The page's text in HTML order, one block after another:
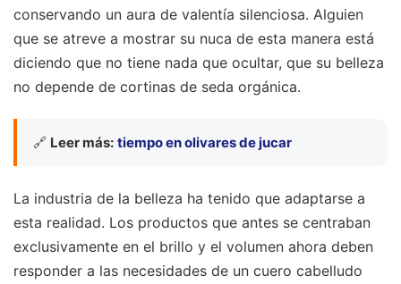
conservando un aura de valentía silenciosa. Alguien
que se atreve a mostrar su nuca de esta manera está
diciendo que no tiene nada que ocultar, que su belleza
no depende de cortinas de seda orgánica.
🔗 Leer más: tiempo en olivares de jucar
La industria de la belleza ha tenido que adaptarse a
esta realidad. Los productos que antes se centraban
exclusivamente en el brillo y el volumen ahora deben
responder a las necesidades de un cuero cabelludo